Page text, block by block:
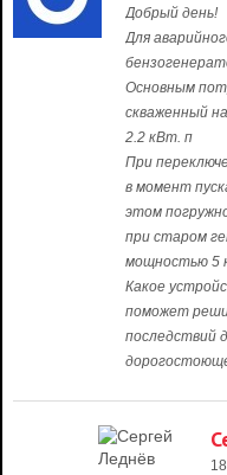
Добрый день!
Для
Основным
скваженный
2.2 кВт. п
При
в момент
этом
при старом
мощностью 5
Какое
поможет
последствий